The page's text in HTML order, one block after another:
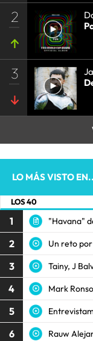
2
3
LO MÁS VISTO
LOS 40
1 "Havana"
2 Un reto
3 Tainy, J
4 Mark
5
6 Rauw